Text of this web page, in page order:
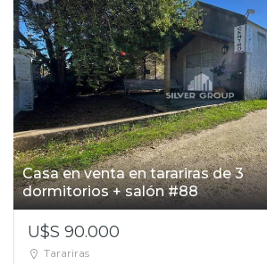
Casa en venta en tarariras de 3
dormitorios + salón #88
U$S 90.000
Tarariras